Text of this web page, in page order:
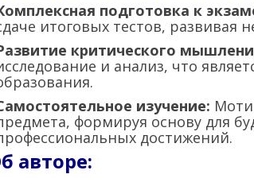
подготовка к
итоговых тестов, развивая
критического
и анализ, что
изучение:
формируя основу для
достижений.
авторе: